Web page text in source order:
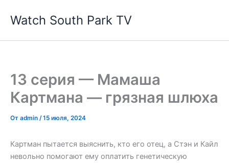
Watch South Park TV
13 серия — Мамаша
Картмана — грязная шлюха
От admin /15 июля, 2024
Картман пытается выяснить, кто его отец, а Стэн и Кайл
невольно помогают ему оплатить генетическую